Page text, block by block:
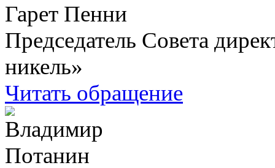
Гарет Пенни
Председатель Совета
никель»
Читать обращение